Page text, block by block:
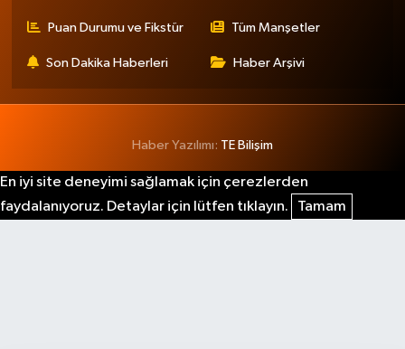
Puan Durumu ve Fikstür Tüm Manşetler
Son Dakika Haberleri Haber Arşivi
Haber Yazılımı: TE Bilişim
En iyi site deneyimi sağlamak için çerezlerden
faydalanıyoruz. Detaylar için lütfen tıklayın.
Tamam